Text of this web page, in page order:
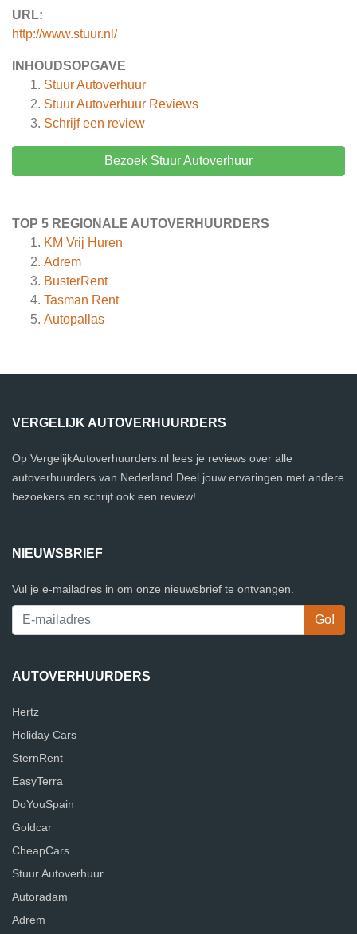
URL:
http://www.stuur.nl/
INHOUDSOPGAVE
Stuur Autoverhuur
Stuur Autoverhuur Reviews
Schrijf een review
Bezoek Stuur Autoverhuur
TOP 5 REGIONALE AUTOVERHUURDERS
KM Vrij Huren
Adrem
BusterRent
Tasman Rent
Autopallas
VERGELIJK AUTOVERHUURDERS
Op VergelijkAutoverhuurders.nl lees je reviews over alle
autoverhuurders van Nederland.Deel jouw ervaringen met andere
bezoekers en schrijf ook een review!
NIEUWSBRIEF
Vul je e-mailadres in om onze nieuwsbrief te ontvangen.
AUTOVERHUURDERS
Hertz
Holiday Cars
SternRent
EasyTerra
DoYouSpain
Goldcar
CheapCars
Stuur Autoverhuur
Autoradam
Adrem